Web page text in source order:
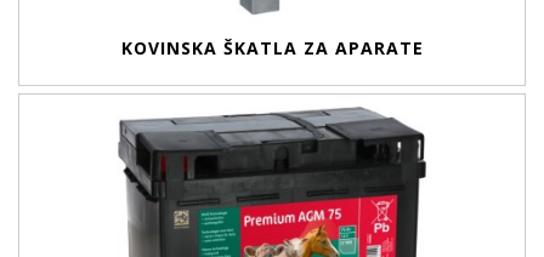
KOVINSKA ŠKATLA ZA APARATE